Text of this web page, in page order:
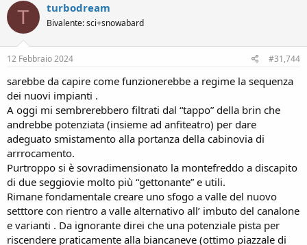
T turbodream
Bivalente: sci+snowabard
12 Febbraio 2024 #31,744
sarebbe da capire come funzionerebbe a regime la sequenza
dei nuovi impianti .
A oggi mi sembrerebbero filtrati dal “tappo” della brin che
andrebbe potenziata (insieme ad anfiteatro) per dare
adeguato smistamento alla portanza della cabinovia di
arrrocamento.
Purtroppo si è sovradimensionato la montefreddo a discapito
di due seggiovie molto più “gettonante” e utili.
Rimane fondamentale creare uno sfogo a valle del nuovo
setttore con rientro a valle alternativo all’ imbuto del canalone
e varianti . Da ignorante direi che una potenziale pista per
riscendere praticamente alla biancaneve (ottimo piazzale di